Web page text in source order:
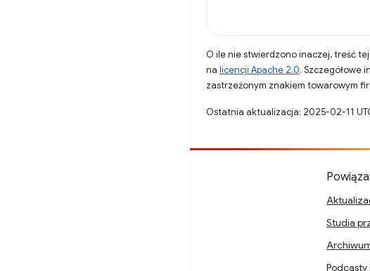
O ile nie stwierdzono inaczej, treść
na licencji Apache 2.0. Szczegółowe
zastrzeżonym znakiem towarowym
Ostatnia aktualizacja: 2025-02-11
Studia